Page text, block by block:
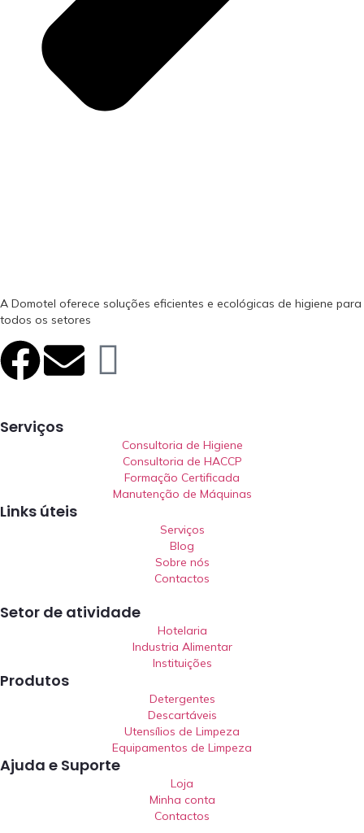
A Domotel oferece soluções eficientes e ecológicas de higiene para
todos os setores
Serviços
Consultoria de Higiene
Consultoria de HACCP
Formação Certificada
Manutenção de Máquinas
Links úteis
Serviços
Blog
Sobre nós
Contactos
Setor de atividade
Hotelaria
Industria Alimentar
Instituições
Produtos
Detergentes
Descartáveis
Utensílios de Limpeza
Equipamentos de Limpeza
Ajuda e Suporte
Loja
Minha conta
Contactos